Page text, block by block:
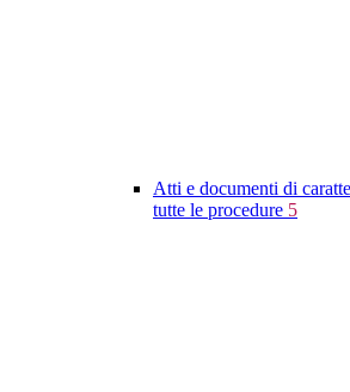
Atti e documenti di
tutte le procedure 5